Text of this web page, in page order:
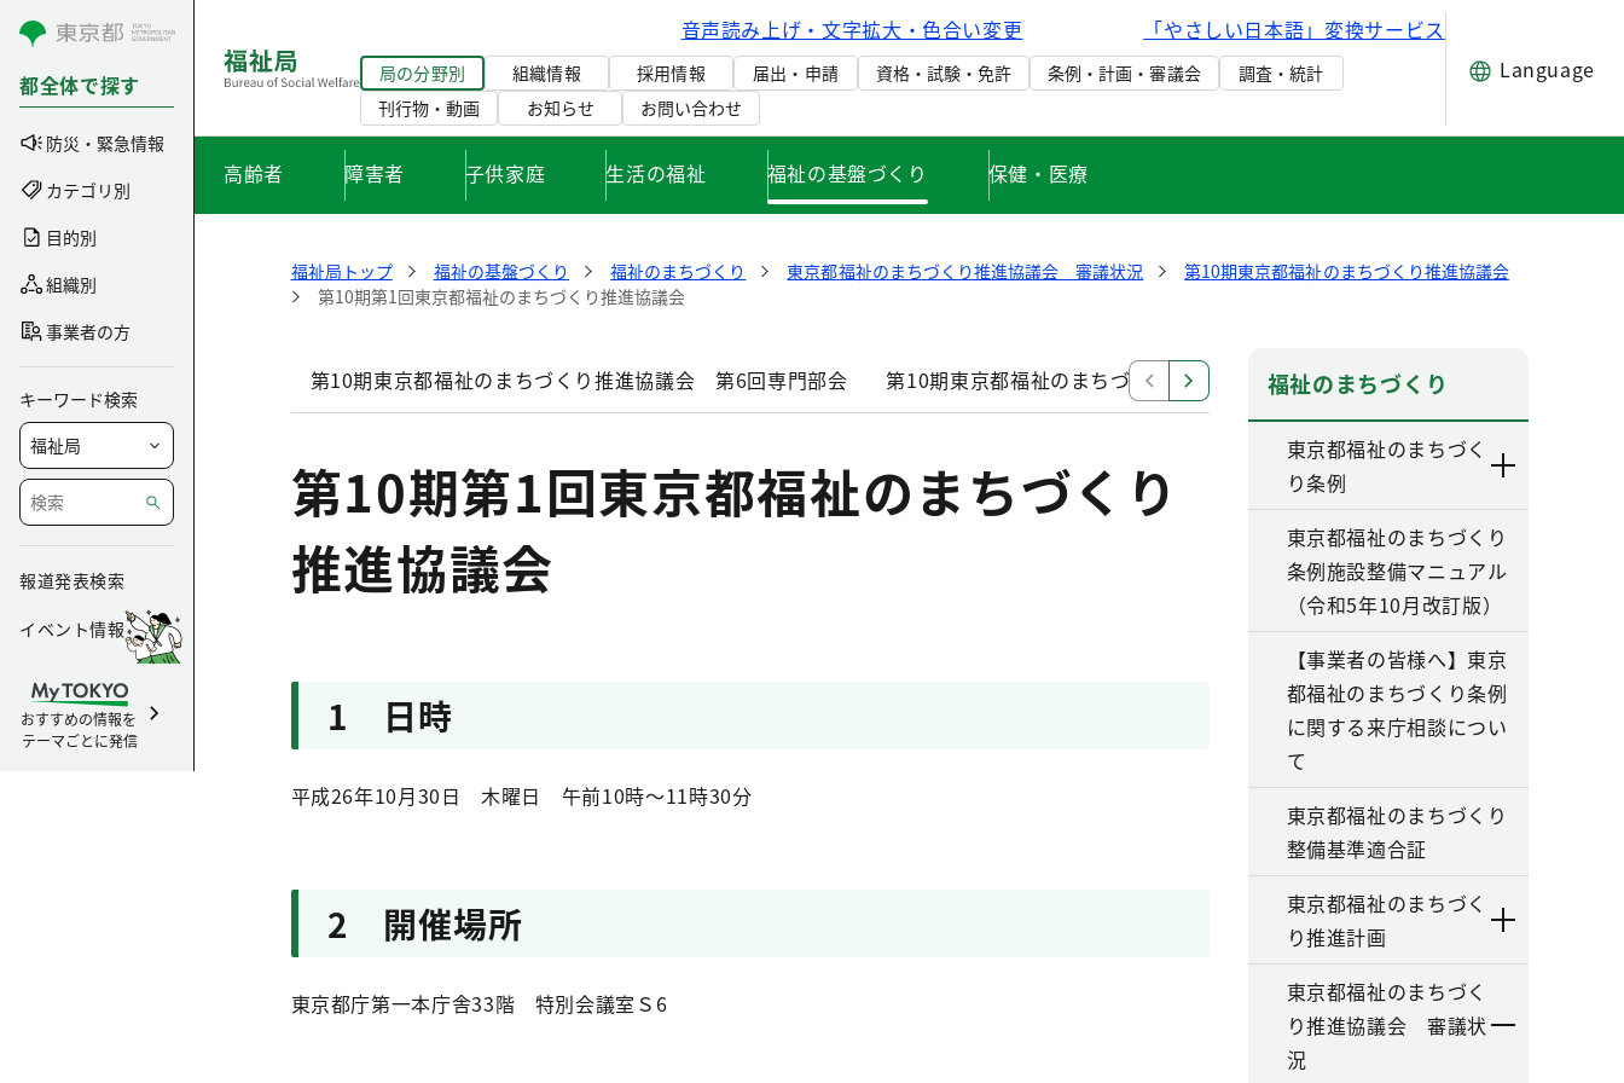
コンテンツにスキップ
都全体で探す
防災・緊急情報
カテゴリ別
目的別
組織別
事業者の方
キーワード検索
報道発表検索
イベント情報
おすすめの情報を
テーマごとに発信
音声読み上げ・文字拡大・色合い変更 「やさしい日本語」変換サービス
局の分野別 組織情報 採用情報 届出・申請 資格・試験・免許 条例・計画・審議会
調査・統計
刊行物・動画
お知らせ お問い合わせ
Language
高齢者 障害者 子供家庭 生活の福祉 福祉の基盤づくり 保健・医療
福祉局トップ 福祉の基盤づくり 福祉のまちづくり 東京都福祉のまちづくり推進協議会 審議状況
第10期東京都福祉のまちづくり推進協議会
第10期第1回東京都福祉のまちづくり推進協議会
第10期東京都福祉のまちづくり推進協議会 第6回専門部会 第10期東京都福祉のまちづくり推進協議会 第5回専門部会
第10期第1回東京都福祉のまちづくり
推進協議会
1 日時
平成26年10月30日 木曜日 午前10時～11時30分
2 開催場所
東京都庁第一本庁舎33階 特別会議室Ｓ6
福祉のまちづくり
東京都福祉のまちづく
り条例
東京都福祉のまちづくり
条例施設整備マニュアル
（令和5年10月改訂版）
【事業者の皆様へ】東京
都福祉のまちづくり条例
に関する来庁相談につい
て
東京都福祉のまちづくり
整備基準適合証
東京都福祉のまちづく
り推進計画
東京都福祉のまちづく
り推進協議会 審議状
況